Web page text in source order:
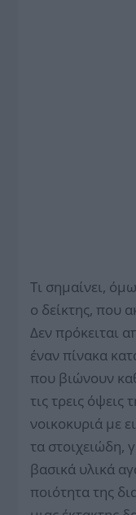
Τι σημαίνει,
ο δείκτης, που
Δεν πρόκειται
έναν πίνακα
που βιώνουν
τις τρεις όψεις
νοικοκυριά με
τα στοιχειώδη,
βασικά υλικά
ποιότητα της